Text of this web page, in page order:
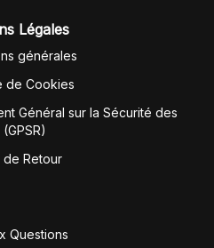
Légales
générales
de Cookies
Général sur la Sécurité des
de Retour
Questions